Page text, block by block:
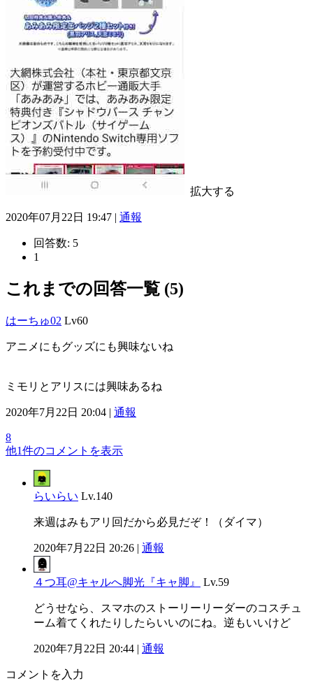
拡大する
2020年07月22日 19:47 | 通報
回答数: 5
1
これまでの回答一覧 (5)
はーちゅ02 Lv60
アニメにもグッズにも興味ないね
ミモリとアリスには興味あるね
2020年7月22日 20:04 | 通報
8
他1件のコメントを表示
らいらい Lv.140
来週はみもアリ回だから必見だぞ！（ダイマ）
2020年7月22日 20:26 | 通報
４つ耳@キャルへ脚光『キャ脚』 Lv.59
どうせなら、スマホのストーリーリーダーのコスチュ
ーム着てくれたりしたらいいのにね。逆もいいけど
2020年7月22日 20:44 | 通報
コメントを入力